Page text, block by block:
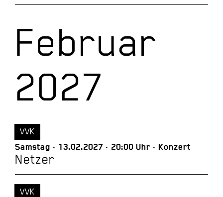
Februar
2027
Samstag 13.02.2027 20:00 Uhr Konzert
Netzer
VVK
VVK